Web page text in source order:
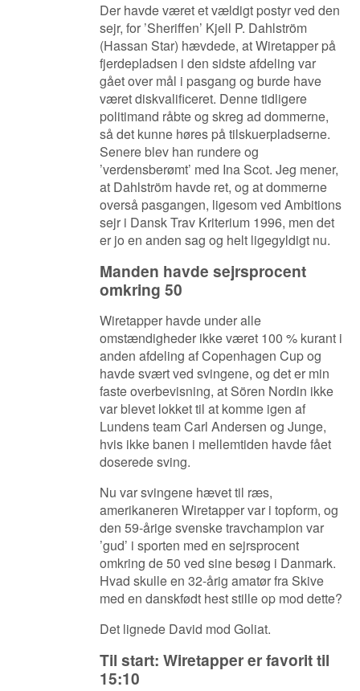
Der havde været et vældigt postyr ved den
sejr, for ’Sheriffen’ Kjell P. Dahlström
(Hassan Star) hævdede, at Wiretapper på
fjerdepladsen i den sidste afdeling var
gået over mål i pasgang og burde have
været diskvalificeret. Denne tidligere
politimand råbte og skreg ad dommerne,
så det kunne høres på tilskuerpladserne.
Senere blev han rundere og
’verdensberømt’ med Ina Scot. Jeg mener,
at Dahlström havde ret, og at dommerne
overså pasgangen, ligesom ved Ambitions
sejr i Dansk Trav Kriterium 1996, men det
er jo en anden sag og helt ligegyldigt nu.
Manden havde sejrsprocent
omkring 50
Wiretapper havde under alle
omstændigheder ikke været 100 % kurant i
anden afdeling af Copenhagen Cup og
havde svært ved svingene, og det er min
faste overbevisning, at Sören Nordin ikke
var blevet lokket til at komme igen af
Lundens team Carl Andersen og Junge,
hvis ikke banen i mellemtiden havde fået
doserede sving.
Nu var svingene hævet til ræs,
amerikaneren Wiretapper var i topform, og
den 59-årige svenske travchampion var
’gud’ i sporten med en sejrsprocent
omkring de 50 ved sine besøg i Danmark.
Hvad skulle en 32-årig amatør fra Skive
med en danskfødt hest stille op mod dette?
Det lignede David mod Goliat.
Til start: Wiretapper er favorit til
15:10